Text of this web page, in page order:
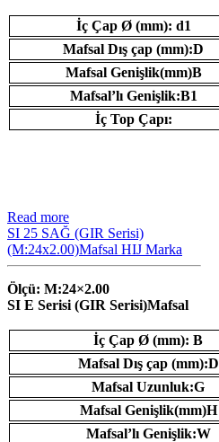
İç Çap Ø (mm): d1
Mafsal Dış çap (mm):D
Mafsal Genişlik(mm)B
Mafsal’lı Genişlik:B1
İç Top Çapı:
Read more
SI 25 SAĞ (GIR Serisi)
(M:24x2.00)Mafsal HIJ Marka
Ölçü: M:24×2.00
SI E Serisi (GIR Serisi)Mafsal
İç Çap Ø (mm): B
Mafsal Dış çap (mm):D
Mafsal Uzunluk:G
Mafsal Genişlik(mm)H
Mafsal’lı Genişlik:W